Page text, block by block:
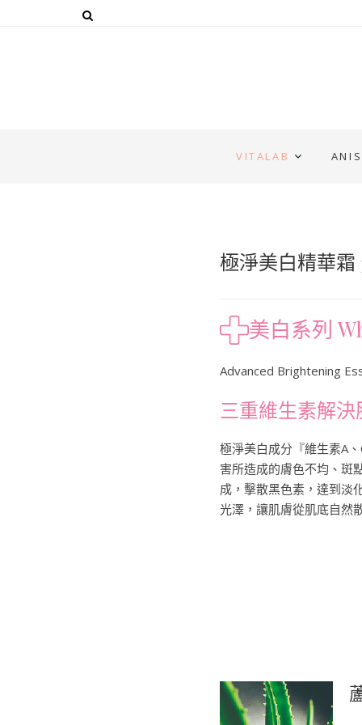
VITALAB
極淨美白精華霜
美白系列
Advanced Brightening
三重維生素解
極淨美白成分『維生素A
害所造成的膚色不均、斑
成，擊散黑色素，達到淡
光澤，讓肌膚從肌底自然